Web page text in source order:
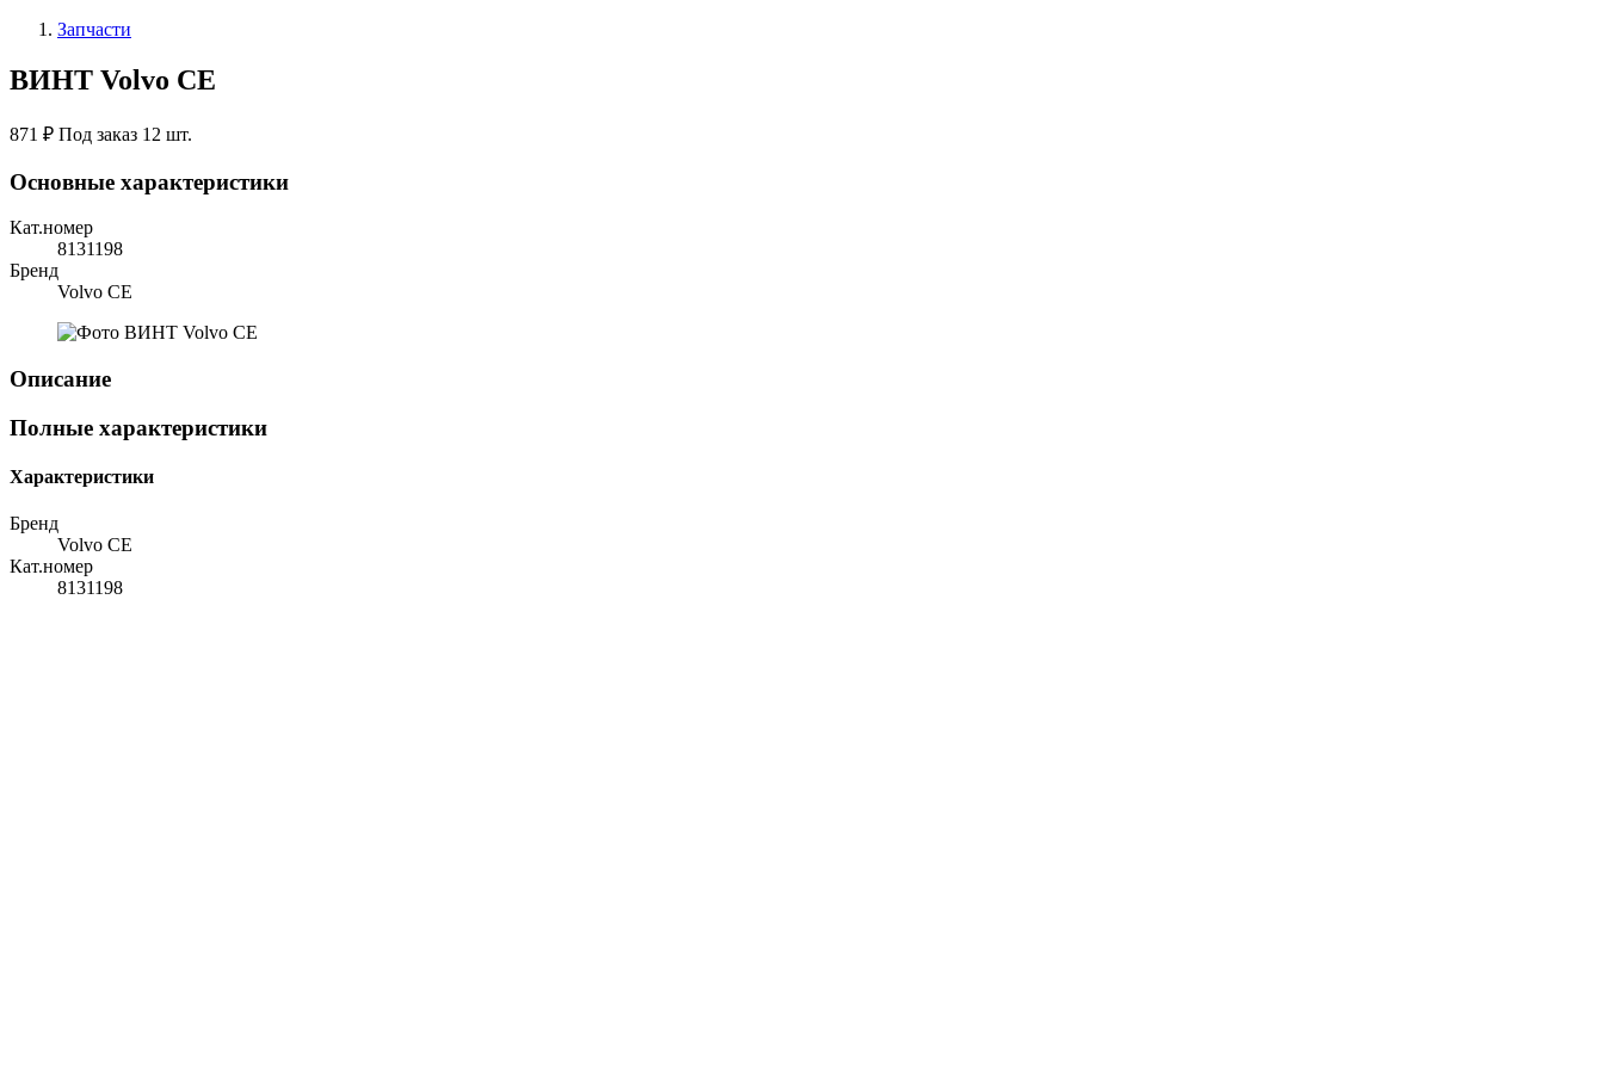
Запчасти
ВИНТ Volvo CE
871 ₽ Под заказ 12 шт.
Основные характеристики
Кат.номер
8131198
Бренд
Volvo CE
Описание
Полные характеристики
Характеристики
Бренд
Volvo CE
Кат.номер
8131198